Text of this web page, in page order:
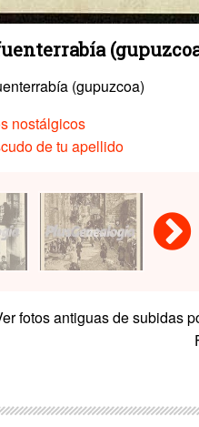
(gupuzcoa)
nostálgicos
de tu apellido
fotos antiguas de subidas